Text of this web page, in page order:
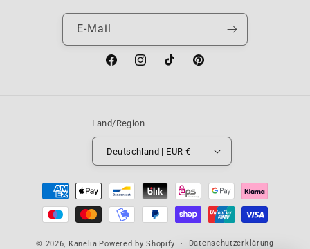
E-Mail
FacebookInstagramTikTok Pinterest
Land/Region
Deutschland | EUR €
Zahlungsmethoden
© 2026, Kanelia Powered by Shopify Datenschutzerklärung